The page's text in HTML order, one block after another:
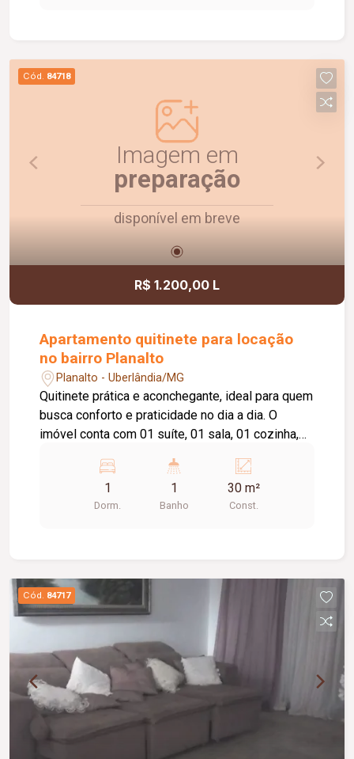
Cód. 84718
Imagem em
preparação
disponível em breve
R$ 1.200,00 L
Apartamento quitinete para locação
no bairro Planalto
Planalto - Uberlândia/MG
Quitinete prática e aconchegante, ideal para quem
busca conforto e praticidade no dia a dia. O
imóvel conta com 01 suíte, 01 sala, 01 cozinha,
Excelente opção para solteiros, estudantes ou
1
Dorm.
1
Banho
30 m²
Const.
Cód. 84717